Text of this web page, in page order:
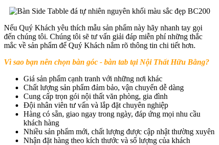
Nếu Quý Khách yêu thích mẫu sản phẩm này hãy nhanh tay gọi
đến chúng tôi. Chúng tôi sẽ tư vấn giải đáp miễn phí những thắc
mắc về sản phẩm để Quý Khách nắm rõ thông tin chi tiết hơn.
Vì sao bạn nên chọn bàn góc - bàn tab tại Nội Thất Hữu Bằng?
Giá sản phẩm cạnh tranh với những nơi khác
Chất lượng sản phẩm đảm bảo, vận chuyển dễ dàng
Cung cấp trọn gói nội thất văn phòng, gia đình
Đội nhân viên tư vấn và lắp đặt chuyên nghiệp
Hàng có sẵn, giao ngay trong ngày, đáp ứng mọi nhu cầu
khách hàng
Nhiều sản phẩm mới, chất lượng được cập nhật thường xuyên
Nhận đặt hàng theo kích thước và số lượng của khách